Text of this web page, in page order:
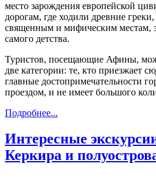
место зарождения европейской
дорогам, где ходили древние
священным и мифическим местам,
самого детства.
Туристов, посещающие Афины,
две категории: те, кто приезжает
главные достопримечательности
проездом, и не имеет большого
Подробнее...
Интересные
Керкира и